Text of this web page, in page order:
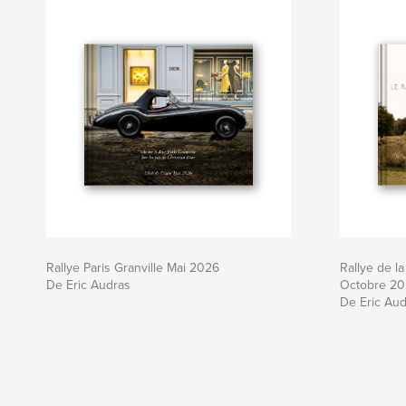
Rallye Paris Granville Mai 2026
De Eric Audras
Rallye de
Octobre
De Eric